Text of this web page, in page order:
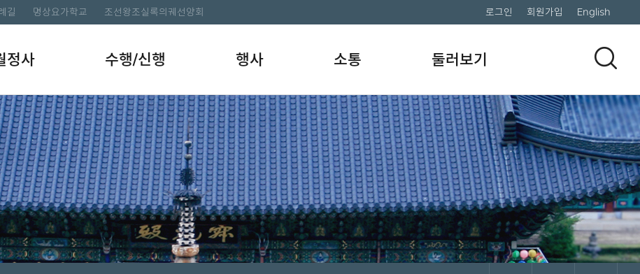
길 명상요가학교 조선왕조실록의궤선양회 로그인 회원가입 English
정사 수행/신행 행사 소통 둘러보기